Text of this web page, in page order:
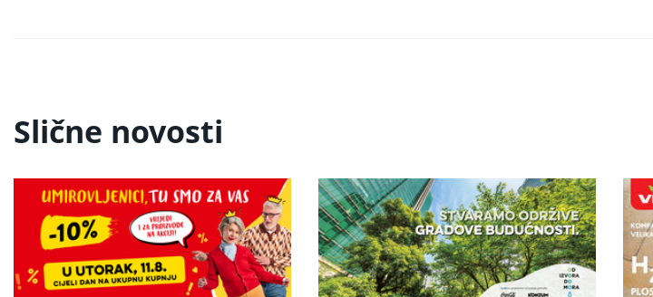
Slične novosti